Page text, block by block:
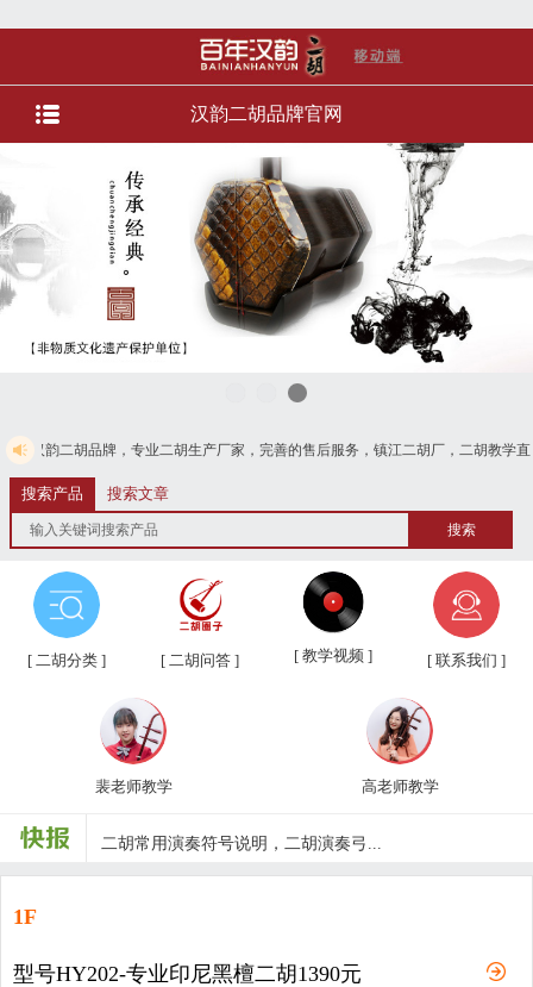
汉韵二胡品牌官网
，专业二胡生产厂家，完善的售后服务，镇江二胡厂，二胡教学直播，直播选琴等
款，免费电话4008728125
搜索产品 搜索文章
[ 二胡分类 ] [ 二胡问答 ] [ 教学视频 ] [ 联系我们 ]
裴老师教学 高老师教学
第三届“汉韵杯”中老年业余二胡友...
汉韵二胡教学视频教材、新琴应知应...
汉韵二胡高老师教学视频
汉韵二胡裴老师教学视频
汉韵二胡歌曲教学视频
二胡常用演奏符号说明，二胡演奏弓...
1F
型号HY202-专业印尼黑檀二胡1390元